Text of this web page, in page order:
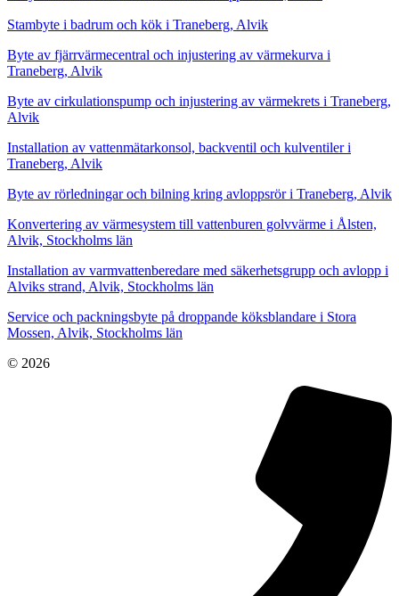
Stambyte i badrum och kök i Traneberg, Alvik
Byte av fjärrvärmecentral och injustering av värmekurva i
Traneberg, Alvik
Byte av cirkulationspump och injustering av värmekrets i Traneberg,
Alvik
Installation av vattenmätarkonsol, backventil och kulventiler i
Traneberg, Alvik
Byte av rörledningar och bilning kring avloppsrör i Traneberg, Alvik
Konvertering av värmesystem till vattenburen golvvärme i Ålsten,
Alvik, Stockholms län
Installation av varmvattenberedare med säkerhetsgrupp och avlopp i
Alviks strand, Alvik, Stockholms län
Service och packningsbyte på droppande köksblandare i Stora
Mossen, Alvik, Stockholms län
© 2026